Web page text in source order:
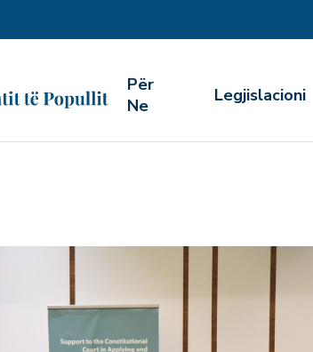
Për
Ne
Legjislacioni